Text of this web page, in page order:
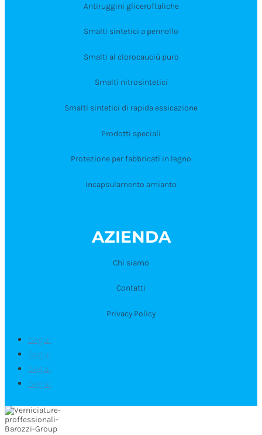
Antiruggini gliceroftaliche
Smalti sintetici a pennello
Smalti al clorocauciù puro
Smalti nitrosintetici
Smalti sintetici di rapida essicazione
Prodotti speciali
Protezione per fabbricati in legno
Incapsulamento amianto
AZIENDA
Chi siamo
Contatti
Privacy Policy
Segui
Segui
Segui
Segui